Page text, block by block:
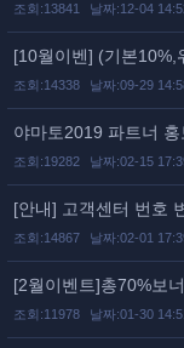
조회:13841 날짜:12-04
[10월이벤] (기본10%,
조회:14338 날짜:09-29
야마토2019 파트너 홍
조회:19282 날짜:02-15
[안내] 고객센터 번호
조회:14867 날짜:02-01
[2월이벤트]총70%보
조회:11978 날짜:01-30